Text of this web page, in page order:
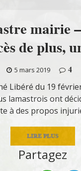
mairie
de plus,
5 mars 2019
4
Libéré du 19
lamastrois ont
à des propos
LIRE PLUS
Partagez